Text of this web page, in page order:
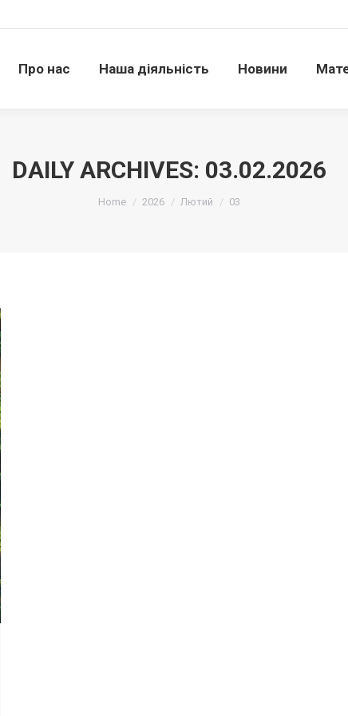
Про нас Наша діяльність Новини
DAILY ARCHIVES: 03.02.2026
Home 2026 Лютий 03
Про нас Наша діяльність Новини